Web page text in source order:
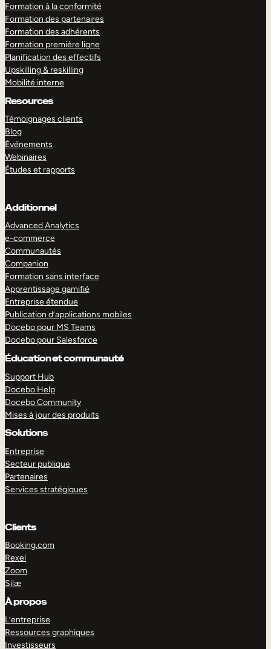
Formation à la conformité
Formation des partenaires
Formation des adhérents
Formation première ligne
Planification des effectifs
Upskilling & reskilling
Mobilité interne
Resources
Témoignages clients
Blog
Événements
Webinaires
Études et rapports
Additionnel
Advanced Analytics
e-commerce
Communautés
Companion
Formation sans interface
Apprentissage gamifié
Entreprise étendue
Publication d’applications mobiles
Docebo pour MS Teams
Docebo pour Salesforce
Éducation et communauté
Support Hub
Docebo Help
Docebo Community
Mises à jour des produits
Solutions
Entreprise
Secteur publique
Partenaires
Services stratégiques
Clients
Booking.com
Rexel
Zoom
Silæ
À propos
L’entreprise
Ressources graphiques
Investisseurs